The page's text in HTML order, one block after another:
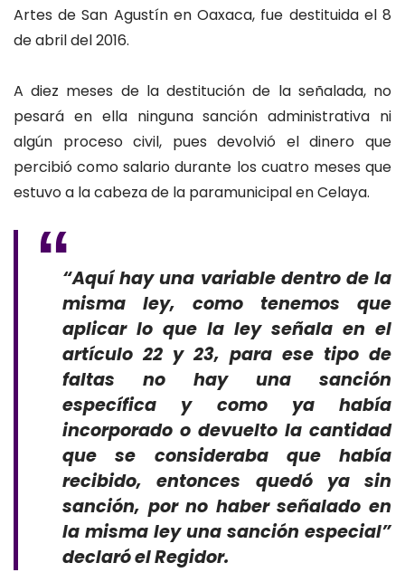
Artes de San Agustín en Oaxaca, fue destituida el 8
de abril del 2016.
A diez meses de la destitución de la señalada, no
pesará en ella ninguna sanción administrativa ni
algún proceso civil, pues devolvió el dinero que
percibió como salario durante los cuatro meses que
estuvo a la cabeza de la paramunicipal en Celaya.
“Aquí hay una variable dentro de la
misma ley, como tenemos que
aplicar lo que la ley señala en el
artículo 22 y 23, para ese tipo de
faltas no hay una sanción
específica y como ya había
incorporado o devuelto la cantidad
que se consideraba que había
recibido, entonces quedó ya sin
sanción, por no haber señalado en
la misma ley una sanción especial”
declaró el Regidor.